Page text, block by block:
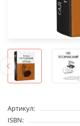
Артикул:
ISBN: